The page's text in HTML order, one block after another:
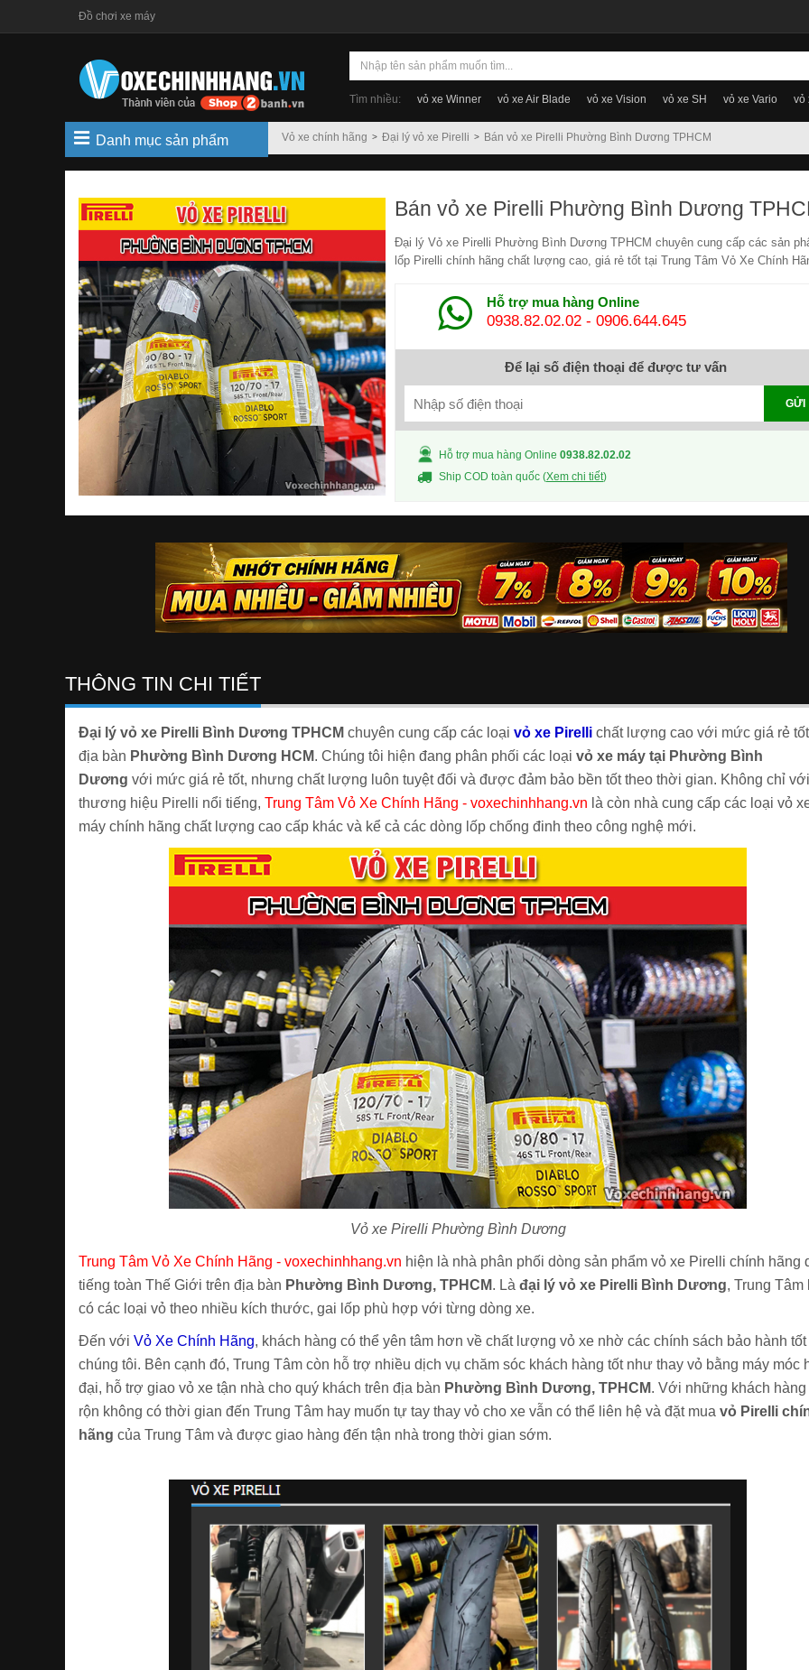
Đồ chơi xe máy
Tìm nhiều: vỏ xe Winner vỏ xe Air Blade vỏ xe Vision vỏ xe SH vỏ xe Vario vỏ
Vỏ xe chính hãng Đại lý vỏ xe Pirelli Bán vỏ xe Pirelli Phường Bình Dương TPHCM
Danh mục sản phẩm
Bán vỏ xe Pirelli Phường Bình Dương
Đại lý Vỏ xe Pirelli Phường Bình Dương TPHCM chuyên cung cấp các sản
lốp Pirelli chính hãng chất lượng cao, giá rẻ tốt tại Trung Tâm Vỏ Xe Chính
Hỗ trợ mua hàng Online
0938.82.02.02 -0906.644.645
Để lại số điện thoại để được tư vấn
GỬI
Hỗ trợ mua hàng Online 0938.82.02.02
Ship COD toàn quốc (Xem chi tiết)
THÔNG TIN CHI TIẾT
Đại lý vỏ xe Pirelli Bình Dương TPHCM chuyên cung cấp các loại vỏ xe Pirelli chất lượng cao với mức giá rẻ
địa bàn Phường Bình Dương HCM. Chúng tôi hiện đang phân phối các loại vỏ xe máy tại Phường Bình
Dương với mức giá rẻ tốt, nhưng chất lượng luôn tuyệt đối và được đảm bảo bền tốt theo thời gian. Không chỉ với
thương hiệu Pirelli nổi tiếng, Trung Tâm Vỏ Xe Chính Hãng - voxechinhhang.vn là còn nhà cung cấp các loại vỏ
máy chính hãng chất lượng cao cấp khác và kể cả các dòng lốp chống đinh theo công nghệ mới.
Vỏ xe Pirelli Phường Bình Dương
Trung Tâm Vỏ Xe Chính Hãng - voxechinhhang.vn hiện là nhà phân phối dòng sản phẩm vỏ xe Pirelli chính hãng
tiếng toàn Thế Giới trên địa bàn Phường Bình Dương, TPHCM. Là đại lý vỏ xe Pirelli Bình Dương, Trung Tâm
có các loại vỏ theo nhiều kích thước, gai lốp phù hợp với từng dòng xe.
Đến với Vỏ Xe Chính Hãng, khách hàng có thể yên tâm hơn về chất lượng vỏ xe nhờ các chính sách bảo hành tốt
chúng tôi. Bên cạnh đó, Trung Tâm còn hỗ trợ nhiều dịch vụ chăm sóc khách hàng tốt như thay vỏ bằng máy móc
đại, hỗ trợ giao vỏ xe tận nhà cho quý khách trên địa bàn Phường Bình Dương, TPHCM. Với những khách hàng
rộn không có thời gian đến Trung Tâm hay muốn tự tay thay vỏ cho xe vẫn có thể liên hệ và đặt mua vỏ Pirelli
hãng của Trung Tâm và được giao hàng đến tận nhà trong thời gian sớm.